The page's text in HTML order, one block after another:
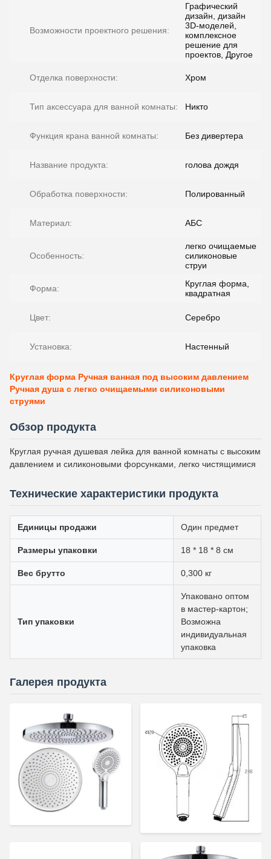
Возможности проектного решения:
Графический
дизайн, дизайн
3D-моделей,
комплексное
решение для
проектов, Другое
Отделка поверхности: Хром
Тип аксессуара для ванной комнаты: Никто
Функция крана ванной комнаты: Без дивертера
Название продукта: голова дождя
Обработка поверхности: Полированный
Материал: АБС
Особенность:
легко очищаемые
силиконовые
струи
Форма:
Круглая форма,
квадратная
Цвет: Серебро
Установка: Настенный
Круглая форма Ручная ванная под высоким давлением
Ручная душа с легко очищаемыми силиконовыми
струями
Обзор продукта
Круглая ручная душевая лейка для ванной комнаты с высоким
давлением и силиконовыми форсунками, легко чистящимися
Технические характеристики продукта
Единицы продажи Один предмет
Размеры упаковки 18 * 18 * 8 см
Вес брутто 0,300 кг
Тип упаковки
Упаковано оптом
в мастер-картон;
Возможна
индивидуальная
упаковка
Галерея продукта